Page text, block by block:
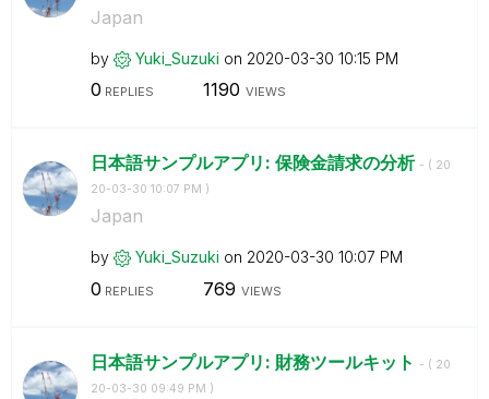
Japan
by Yuki_Suzuki on ‎2020-03-30 10:15 PM
0 REPLIES 1190 VIEWS
日本語サンプルアプリ: 保険金請求の分析 - ( ‎20
20-03-30 10:07 PM )
Japan
by Yuki_Suzuki on ‎2020-03-30 10:07 PM
0 REPLIES 769 VIEWS
日本語サンプルアプリ: 財務ツールキット - ( ‎20
20-03-30 09:49 PM )